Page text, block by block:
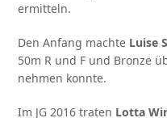
ermitteln.
Den Anfang machte Luise
50m R und F und Bronze
nehmen konnte.
Im JG 2016 traten Lotta